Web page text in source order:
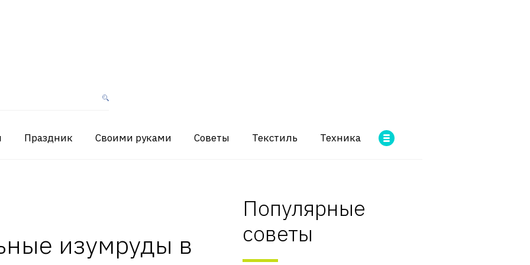
Праздник Своими руками Советы Текстиль Техника
изумруды в
Популярные
советы